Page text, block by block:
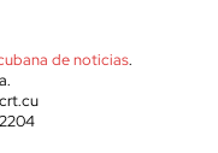
de noticias.